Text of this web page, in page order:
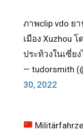
ภาพclip vdo ย
เมือง Xuzhou
ประท้วงในเซี่ยง
— tudorsmith
30, 2022